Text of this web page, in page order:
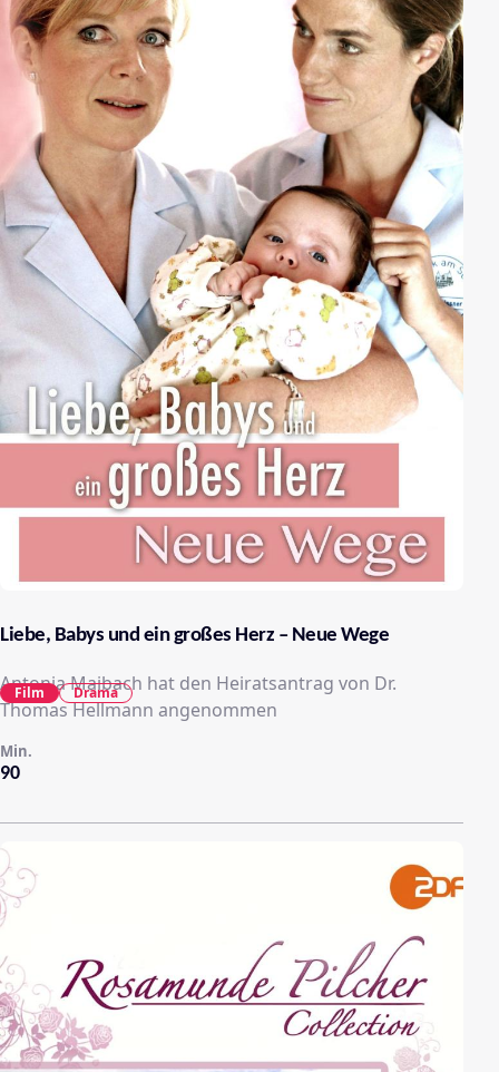
Liebe, Babys und ein großes Herz – Neue Wege
Antonia Maibach hat den Heiratsantrag von Dr.
Thomas Hellmann angenommen
90
Min.
Film Drama